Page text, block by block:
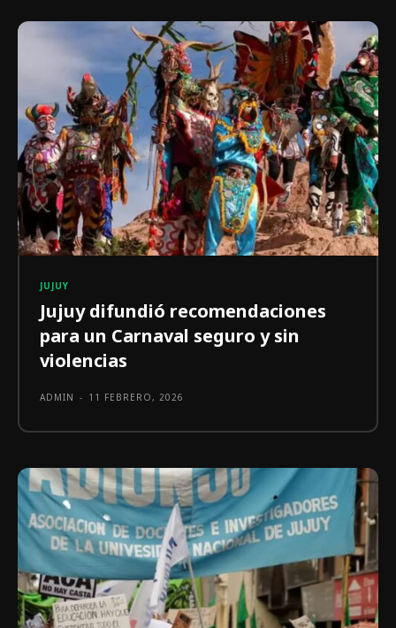
JUJUY
Jujuy difundió recomendaciones
para un Carnaval seguro y sin
violencias
ADMIN - 11 FEBRERO, 2026